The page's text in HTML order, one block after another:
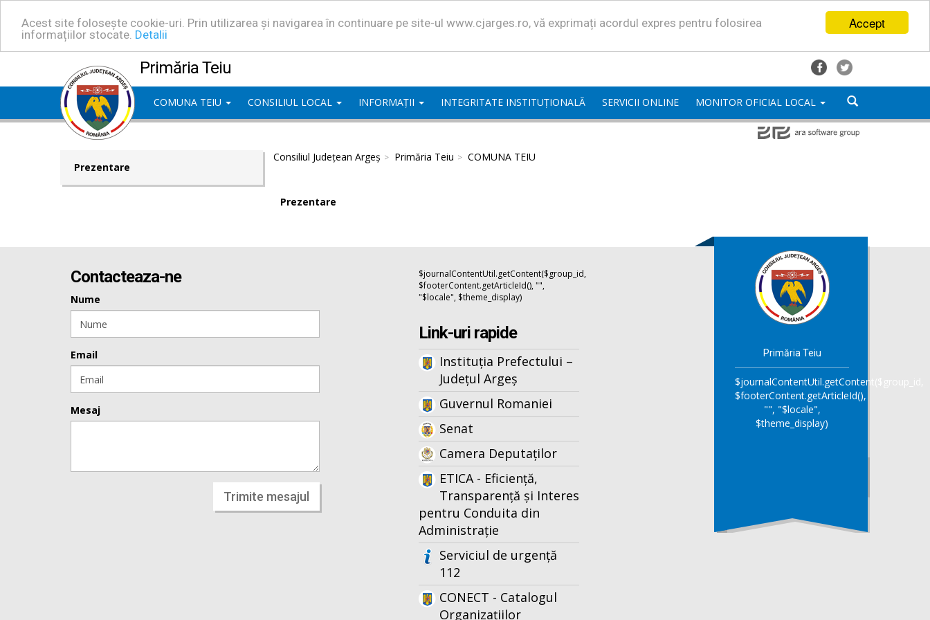
Accept
Acest site folosește cookie-uri. Prin utilizarea și navigarea în continuare pe site-ul www.cjarges.ro, vă exprimați acordul expres pentru folosirea
informațiilor stocate. Detalii
Primăria Teiu
COMUNA TEIU CONSILIUL LOCAL INFORMAȚII INTEGRITATE INSTITUȚIONALĂ SERVICII ONLINE MONITOR OFICIAL LOCAL
Prezentare
Consiliul Județean Argeș Primăria Teiu COMUNA TEIU
Prezentare
Contacteaza-ne
Nume
Email
Mesaj
Trimite mesajul
$journalContentUtil.getContent($group_id,
$footerContent.getArticleId(), "",
"$locale", $theme_display)
Link-uri rapide
Instituția Prefectului –
Județul Argeș
Guvernul Romaniei
Senat
Camera Deputaților
ETICA - Eficiență,
Transparență și Interes
pentru Conduita din
Administrație
Serviciul de urgență
112
CONECT - Catalogul
Organizațiilor
Primăria Teiu
$journalContentUtil.getContent($group_id,
$footerContent.getArticleId(),
"", "$locale",
$theme_display)